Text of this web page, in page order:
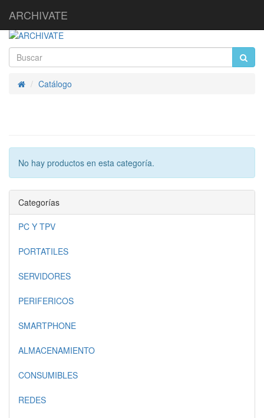
ARCHIVATE
InicioCatálogo
No hay productos en esta categoría.
Categorías
PC Y TPV
PORTATILES
SERVIDORES
PERIFERICOS
SMARTPHONE
ALMACENAMIENTO
CONSUMIBLES
REDES